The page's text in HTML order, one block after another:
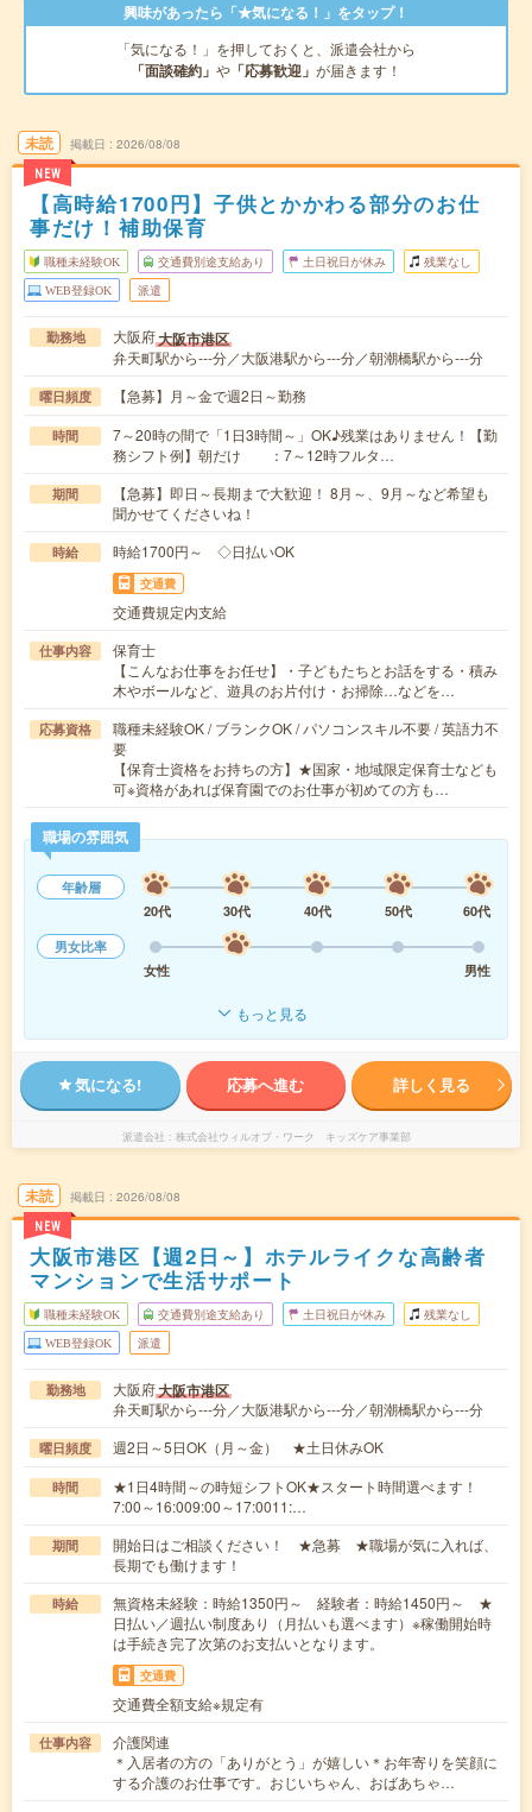
興味があったら「★気になる！」をタップ！
「気になる！」を押しておくと、派遣会社から
「面談確約」 や 「応募歓迎」 が届きます！
未読
NEW
掲載日 2026/08/08
【高時給1700円】子供とかかわる部分のお仕
事だけ！補助保育
職種未経験OK 交通費別途支給あり 土日祝日が休み 残業なし
WEB登録OK 派遣
勤務地 大阪府大阪市港区
弁天町駅から---分／大阪港駅から---分／朝潮橋駅から---分
曜日頻度 【急募】月～金で週2日～勤務
時間
7～20時の間で「1日3時間～」OK♪残業はありません！【勤
務シフト例】朝だけ ：7～12時フルタ…
期間
【急募】即日～長期まで大歓迎！ 8月～、9月～など希望も
聞かせてくださいね！
時給 時給1700円～ ◇日払いOK
交通費
交通費規定内支給
仕事内容
保育士
【こんなお仕事をお任せ】・子どもたちとお話をする・積み
木やボールなど、遊具のお片付け・お掃除…などを…
応募資格
職種未経験OK / ブランクOK / パソコンスキル不要 / 英語力不
要
【保育士資格をお持ちの方】★国家・地域限定保育士なども
可※資格があれば保育園でのお仕事が初めての方も…
職場の雰囲気
年齢層
20代
30代 40代 50代
60代
男女比率
女性
男性
もっと見る
気になる! 応募へ進む 詳しく見る
派遣会社 株式会社ウィルオブ・ワーク キッズケア事業部
未読
NEW
掲載日 2026/08/08
大阪市港区【週2日～】ホテルライクな高齢者
マンションで生活サポート
職種未経験OK 交通費別途支給あり 土日祝日が休み 残業なし
WEB登録OK 派遣
勤務地 大阪府大阪市港区
弁天町駅から---分／大阪港駅から---分／朝潮橋駅から---分
曜日頻度 週2日～5日OK（月～金） ★土日休みOK
時間
★1日4時間～の時短シフトOK★スタート時間選べます！
7:00～16:009:00～17:0011:…
期間
開始日はご相談ください！ ★急募 ★職場が気に入れば、
長期でも働けます！
時給
無資格未経験：時給1350円～ 経験者：時給1450円～ ★
日払い／週払い制度あり（月払いも選べます）※稼働開始時
は手続き完了次第のお支払いとなります。
交通費
交通費全額支給※規定有
仕事内容
介護関連
＊入居者の方の「ありがとう」が嬉しい＊お年寄りを笑顔に
する介護のお仕事です。おじいちゃん、おばあちゃ…